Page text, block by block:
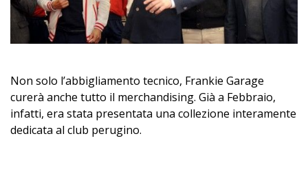
Non solo l’abbigliamento tecnico, Frankie Garage
curerà anche tutto il merchandising. Già a Febbraio,
infatti, era stata presentata una collezione interamente
dedicata al club perugino.